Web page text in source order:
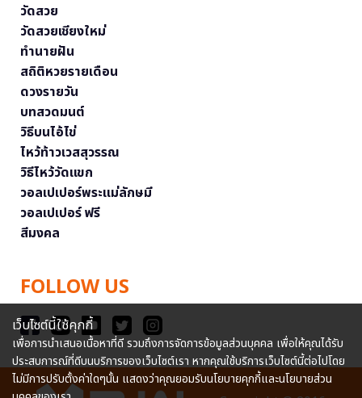
วัดสวย
วัดสวยเชียงใหม่
ทำนายฝัน
สถิติหวยรายเดือน
ดวงรายวัน
บทสวดมนต์
วิธีบนไอ้ไข่
ไหว้ท้าวเวสสุวรรณ
วิธีไหว้วัดแขก
วอลเปเปอร์พระแม่ลักษมี
วอลเปเปอร์ ฟรี
สีมงคล
FOLLOW US
เว็บไซต์นี้ใช้คุกกี้
เพื่อการนำเสนอเนื้อหาที่ดี รวมถึงการจัดการข้อมูลส่วนบุคคล เพื่อให้คุณได้รับ
ประสบการณ์ที่ดีบนบริการของเว็บไซต์เรา หากคุณใช้บริการเว็บไซต์นี้ต่อไปโดย
ไม่มีการปรับตั้งค่าใดๆนั้น แสดงว่าคุณยอมรับนโยบายคุกกี้และนโยบายส่วน